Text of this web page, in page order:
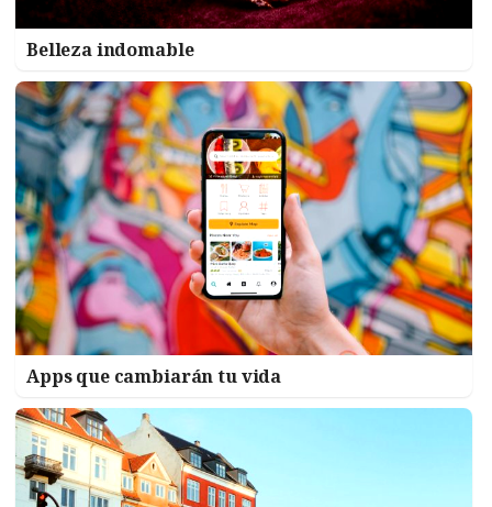
Belleza indomable
Apps que cambiarán tu vida